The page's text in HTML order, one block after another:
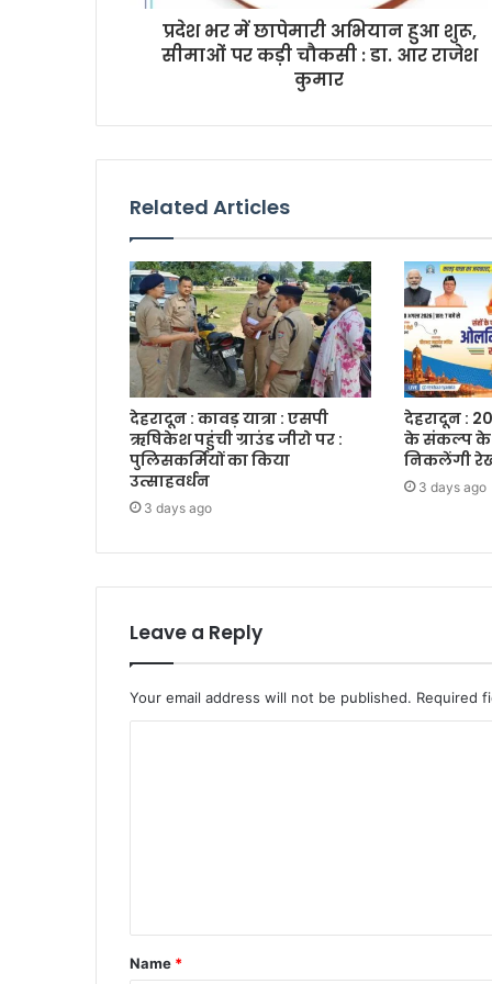
प्रदेश भर में छापेमारी अभियान हुआ शुरू,
सीमाओं पर कड़ी चौकसी : डा. आर राजेश
कुमार
Related Articles
देहरादून : कावड़ यात्रा : एसपी
ऋषिकेश पहुंची ग्राउंड जीरो पर :
पुलिसकर्मियों का किया
उत्साहवर्धन
3 days ago
देहरादून :
के संकल्प के
निकलेंगी
3 days ago
Leave a Reply
Your email address will not be published. Required
t
*
Name *